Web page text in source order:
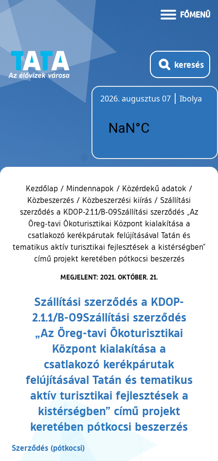
FŐMENÜ
keresés
2026. augusztus 07
Ibolya
Kezdőlap / Mindennapok / Közérdekű adatok /
Közbeszerzés / Közbeszerzési kiírás / Szállítási
szerződés a KDOP-2.1.1/B-09Szállítási szerződés „Az
Öreg-tavi Ökoturisztikai Központ kialakítása a
csatlakozó kerékpárutak felújításával Tatán és
tematikus aktív turisztikai fejlesztések a kistérségben”
című projekt keretében pótkocsi beszerzés
MEGJELENT: 2021. OKTÓBER. 21.
Szállítási szerződés a KDOP-
2.1.1/B-09Szállítási szerződés
„Az Öreg-tavi Ökoturisztikai
Központ kialakítása a
csatlakozó kerékpárutak
felújításával Tatán és tematikus
aktív turisztikai fejlesztések a
kistérségben” című projekt
keretében pótkocsi beszerzés
Szerződés (pótkocsi)(külső hivatkozás)